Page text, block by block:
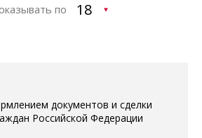
по
документов и сделки
Российской Федерации